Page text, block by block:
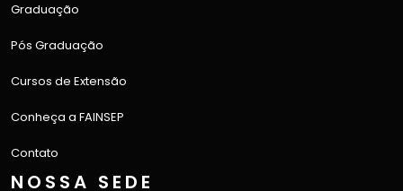
Graduação
Pós Graduação
Cursos de Extensão
Conheça a FAINSEP
Contato
NOSSA SEDE